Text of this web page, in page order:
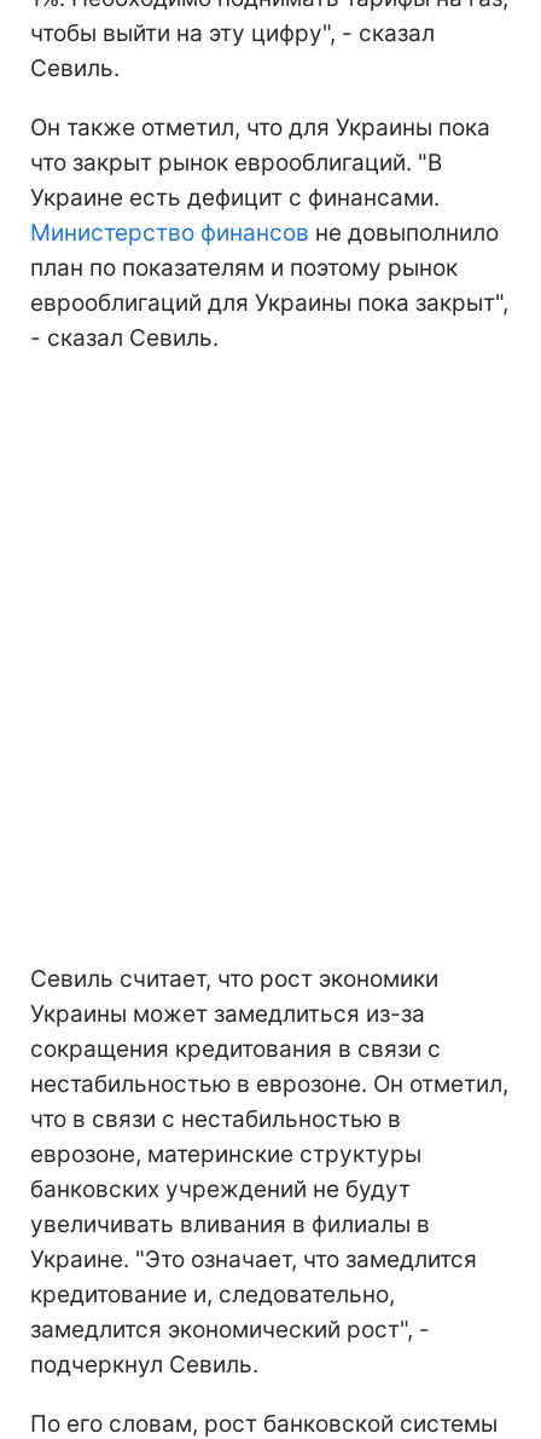
чтобы выйти на эту цифру", - сказал
Севиль.
Он также отметил, что для Украины пока
что закрыт рынок еврооблигаций. "В
Украине есть дефицит с финансами.
Министерство финансов не довыполнило
план по показателям и поэтому рынок
еврооблигаций для Украины пока закрыт",
- сказал Севиль.
Севиль считает, что рост экономики
Украины может замедлиться из-за
сокращения кредитования в связи с
нестабильностью в еврозоне. Он отметил,
что в связи с нестабильностью в
еврозоне, материнские структуры
банковских учреждений не будут
увеличивать вливания в филиалы в
Украине. "Это означает, что замедлится
кредитование и, следовательно,
замедлится экономический рост", -
подчеркнул Севиль.
По его словам, рост банковской системы